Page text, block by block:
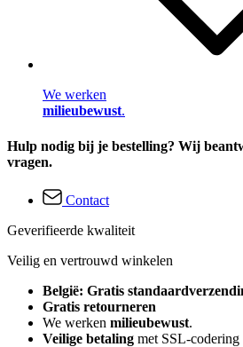
We werken
milieubewust.
Hulp nodig bij je bestelling? Wij
vragen.
Contact
Geverifieerde kwaliteit
Veilig en vertrouwd winkelen
België: Gratis
Gratis retourneren
We werken milieubewust.
Veilige betaling met SSL-codering